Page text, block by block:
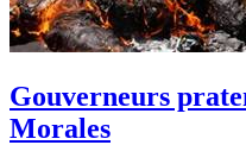
Gouverneurs
Morales